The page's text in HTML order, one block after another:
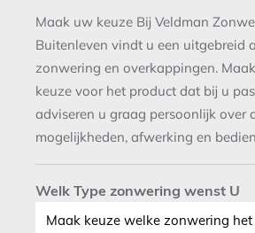
Maak uw keuze Bij Veldman
Buitenleven vindt u een uitgebreid
zonwering en overkappingen.
keuze voor het product dat bij u
adviseren u graag persoonlijk over
mogelijkheden, afwerking en
Welk Type zonwering wenst U